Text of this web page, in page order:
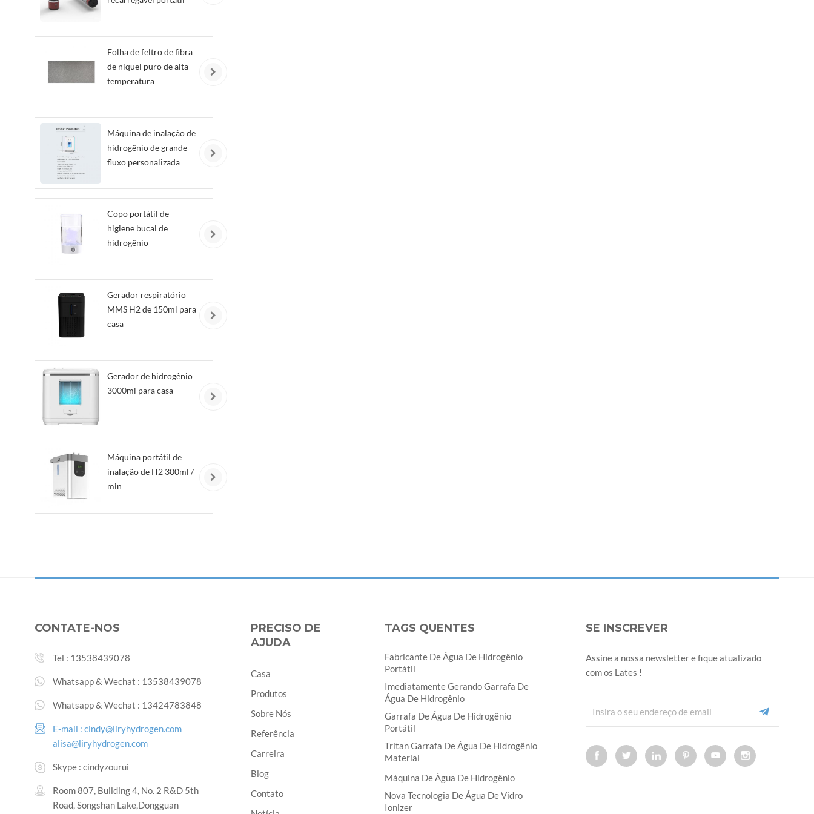
Folha de feltro de fibra
de níquel puro de alta
temperatura
Máquina de inalação de
hidrogênio de grande
fluxo personalizada
Copo portátil de
higiene bucal de
hidrogênio
Gerador respiratório
MMS H2 de 150ml para
casa
Gerador de hidrogênio
3000ml para casa
Máquina portátil de
inalação de H2 300ml /
min
CONTATE-NOS
Tel : 13538439078
Whatsapp & Wechat : 13538439078
Whatsapp & Wechat : 13424783848
E-mail : cindy@liryhydrogen.com
alisa@liryhydrogen.com
Skype : cindyzourui
Room 807, Building 4, No. 2 R&D 5th
Road, Songshan Lake,Dongguan
SE INSCREVER
Assine a nossa newsletter e fique atualizado
com os Lates !
PRECISO DE
AJUDA
Casa
Produtos
Sobre Nós
Referência
Carreira
Blog
Contato
TAGS QUENTES
Fabricante De Água De Hidrogênio
Portátil
Imediatamente Gerando Garrafa De
Água De Hidrogênio
Garrafa De Água De Hidrogênio
Portátil
Tritan Garrafa De Água De Hidrogênio
Material
Máquina De Água De Hidrogênio
Nova Tecnologia De Água De Vidro
Ionizer